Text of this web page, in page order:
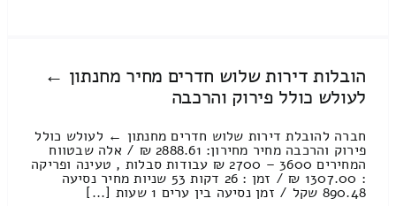
הובלות דירות שלוש חדרים מחיר מחנתון ←
לעולש כולל פירוק והרכבה
חברה להובלת דירות שלוש חדרים מחנתון ← לעולש כולל
פירוק והרכבה מחיר מחירון: 2888.61 ₪ / אלה שבטווח
המחירים 3600 – 2700 ₪ עבודות סבלות , טעינה ופריקה
: 1307.00 ₪ / זמן : 26 דקות 53 שניות מחיר נסיעה
890.48 שקל / זמן נסיעה בין ערים 1 שעות [...]